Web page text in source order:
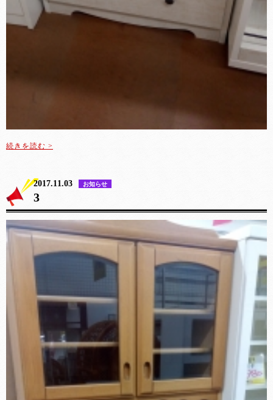
続きを読む >
2017.11.03 お知らせ
3